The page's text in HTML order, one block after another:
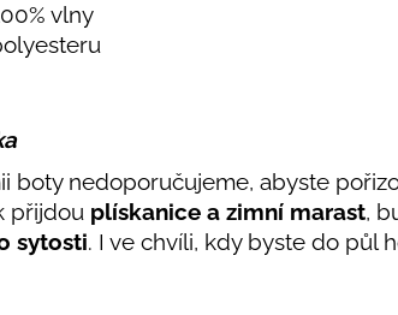
vlny
boty nedoporučujeme, abyste
přijdou plískanice a zimní marast,
sytosti. I ve chvíli, kdy byste do půl